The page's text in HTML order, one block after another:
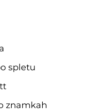
spletu
znamkah